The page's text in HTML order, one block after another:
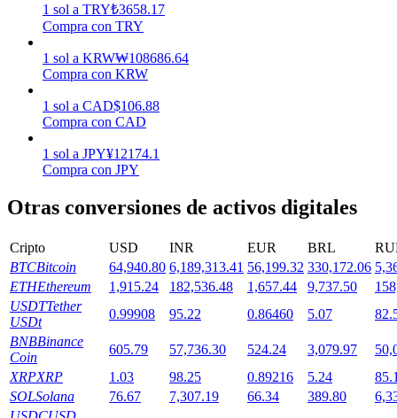
Staking
Alta rentabilidad y acceso instantáneo
Launchpool
Participación flexible para ganar tokens populares
1 sol a TRY₺3658.17
Compra con TRY
1 sol a KRW₩108686.64
Compra con KRW
1 sol a CAD$106.88
Compra con CAD
1 sol a JPY¥12174.1
Compra con JPY
Otras conversiones de activos digitales
Cripto USD INR EUR BRL
BTCBitcoin 64,940.80 6,189,313.41 56,199.32 330,172.06
ETHEthereum 1,915.24 182,536.48 1,657.44 9,737.50
USDTTether
USDt
0.99908 95.22 0.86460 5.07
BNBBinance
Coin
605.79 57,736.30 524.24 3,079.97
XRPXRP 1.03 98.25 0.89216 5.24
SOLSolana 76.67 7,307.19 66.34 389.80